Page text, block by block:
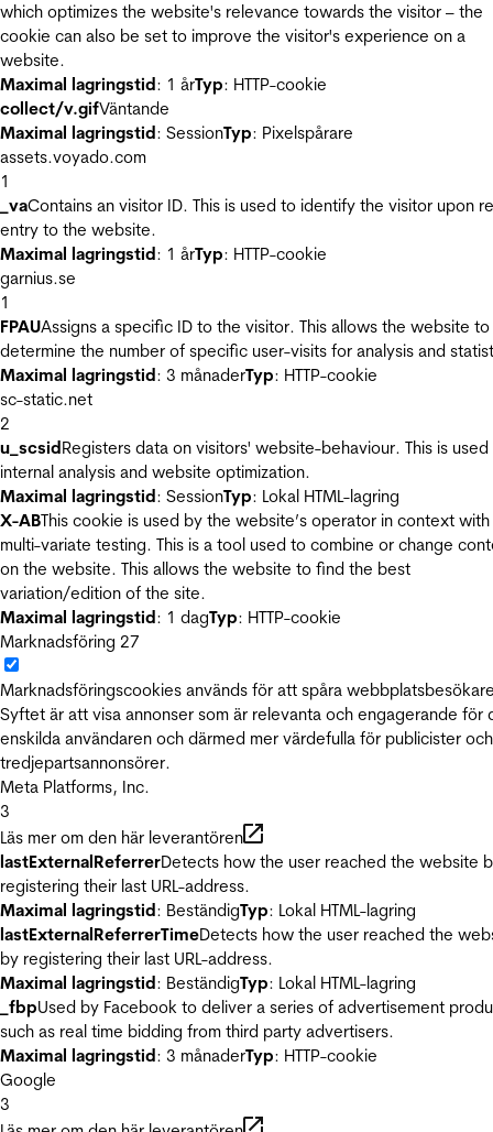
which optimizes the website's relevance towards the visitor – the
cookie can also be set to improve the visitor's experience on a
website.
Maximal lagringstid: 1 årTyp: HTTP-cookie
collect/v.gifVäntande
Maximal lagringstid: SessionTyp: Pixelspårare
assets.voyado.com
1
_vaContains an visitor ID. This is used to identify the visitor upon
entry to the website.
Maximal lagringstid: 1 årTyp: HTTP-cookie
garnius.se
1
FPAUAssigns a specific ID to the visitor. This allows the website to
determine the number of specific user-visits for analysis and
Maximal lagringstid: 3 månaderTyp: HTTP-cookie
sc-static.net
2
u_scsidRegisters data on visitors' website-behaviour. This is
internal analysis and website optimization.
Maximal lagringstid: SessionTyp: Lokal HTML-lagring
X-ABThis cookie is used by the website’s operator in context with
multi-variate testing. This is a tool used to combine or change
on the website. This allows the website to find the best
variation/edition of the site.
Maximal lagringstid: 1 dagTyp: HTTP-cookie
Marknadsföring 27
Marknadsföringscookies används för att spåra
Syftet är att visa annonser som är relevanta och engagerande för
enskilda användaren och därmed mer värdefulla för publicister och
tredjepartsannonsörer.
Meta Platforms, Inc.
3
Läs mer om den här leverantören
lastExternalReferrerDetects how the user reached the website
registering their last URL-address.
Maximal lagringstid: BeständigTyp: Lokal HTML-lagring
lastExternalReferrerTimeDetects how the user reached the
by registering their last URL-address.
Maximal lagringstid: BeständigTyp: Lokal HTML-lagring
_fbpUsed by Facebook to deliver a series of advertisement
such as real time bidding from third party advertisers.
Maximal lagringstid: 3 månaderTyp: HTTP-cookie
Google
3